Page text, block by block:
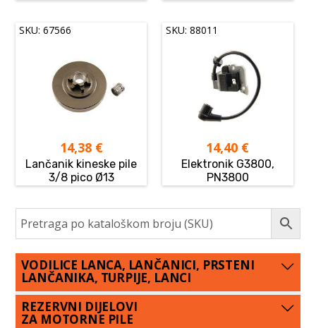
SKU: 67566
14,38 €
Lančanik kineske pile
3/8 pico Ø13
SKU: 88011
14,40 €
Elektronik G3800,
PN3800
VODILICE LANCA, LANČANICI, PRSTENI
LANČANIKA, TURPIJE, LANCI
REZERVNI DIJELOVI
ZA MOTORNE PILE